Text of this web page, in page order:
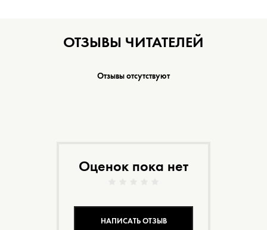
ОТЗЫВЫ ЧИТАТЕЛЕЙ
Отзывы отсутствуют
Оценок пока нет
НАПИСАТЬ ОТЗЫВ